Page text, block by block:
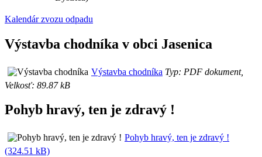
Kalendár zvozu odpadu
Výstavba chodníka v obci Jasenica
Výstavba chodníka Typ: PDF dokument,
Velkosť: 89.87 kB
Pohyb hravý, ten je zdravý !
Pohyb hravý, ten je zdravý !
(324.51 kB)